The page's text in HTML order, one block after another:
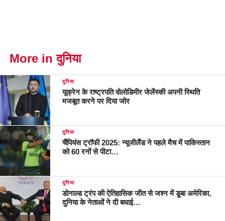
More in दुनिया
दुनिया
यूक्रेन के राष्ट्रपति वोलोडिमीर जेलेंस्की अपनी स्थिति
मजबूत करने पर दिया जोर
दुनिया
चैंपियंस ट्रॉफी 2025: न्यूजीलैंड ने पहले मैच में पाकिस्तान
को 60 रनों से पीटा…
दुनिया
डोनाल्‍ड ट्रंप की ऐतिहासिक जीत से जश्‍न में डूबा अमेरिका,
दुनिया के नेताओं ने दी बधाई…